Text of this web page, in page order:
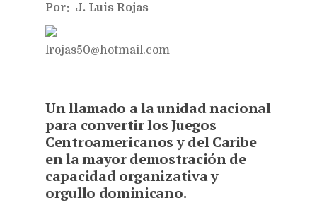
Por: J. Luis Rojas
lrojas50@hotmail.com
Un llamado a la unidad nacional
para convertir los Juegos
Centroamericanos y del Caribe
en la mayor demostración de
capacidad organizativa y
orgullo dominicano.